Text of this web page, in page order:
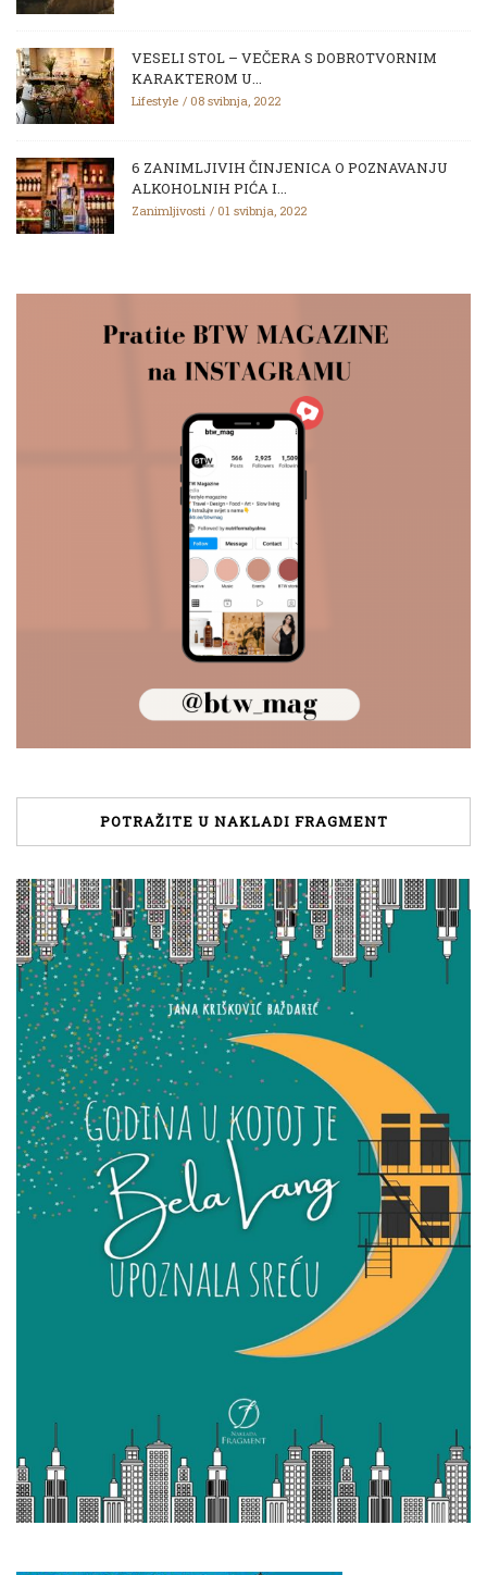
VESELI STOL – VEČERA S DOBROTVORNIM
KARAKTEROM U...
Lifestyle 08 svibnja, 2022
6 ZANIMLJIVIH ČINJENICA O POZNAVANJU
ALKOHOLNIH PIĆA I...
Zanimljivosti 01 svibnja, 2022
POTRAŽITE U NAKLADI FRAGMENT